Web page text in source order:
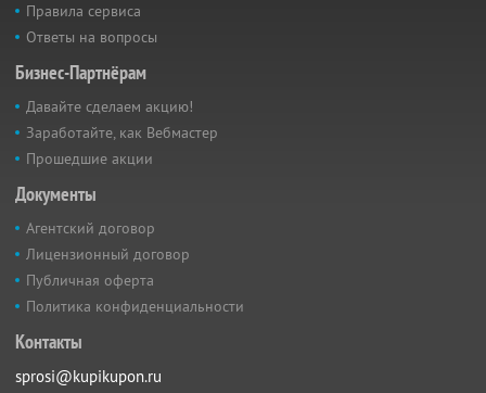
Правила сервиса
Ответы на вопросы
Бизнес-Партнёрам
Давайте сделаем акцию!
Заработайте, как Вебмастер
Прошедшие акции
Документы
Агентский договор
Лицензионный договор
Публичная оферта
Политика конфиденциальности
Контакты
sprosi@kupikupon.ru